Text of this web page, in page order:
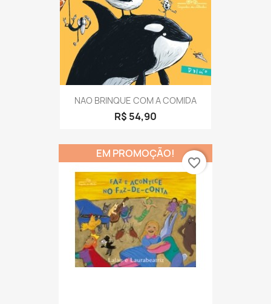
NAO BRINQUE COM A COMIDA
R$ 54,90
EM PROMOÇÃO!
favorite_border